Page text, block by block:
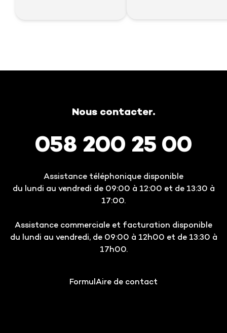
Nous contacter.
058 200 25 00
Assistance téléphonique disponible
du lundi au vendredi de 09:00 à 12:00 et de 13:30 à
17:00.
Assistance commerciale et facturation disponible
du lundi au vendredi, de 09:00 à 12h00 et de 13:30 à
17h00.
FormulAire de contact